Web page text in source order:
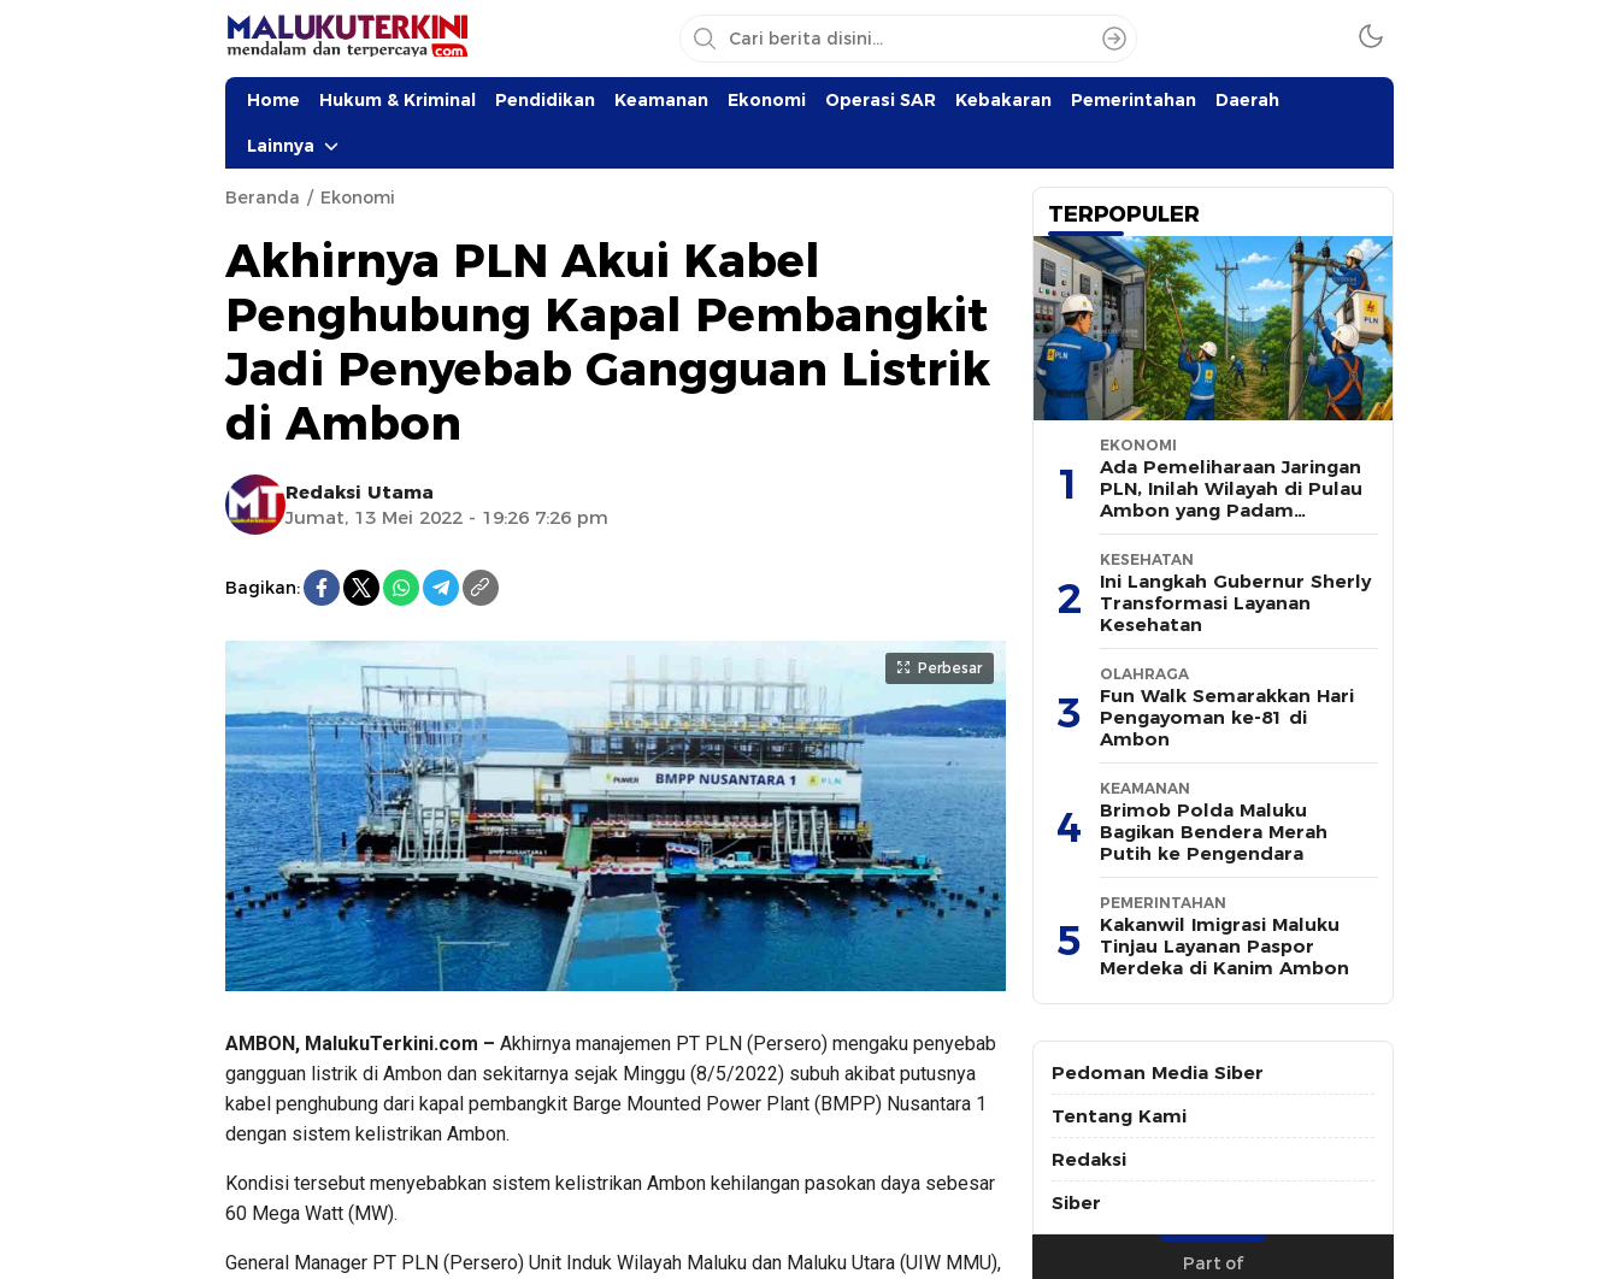
Home Hukum & Kriminal Pendidikan Keamanan Ekonomi Operasi SAR Kebakaran Pemerintahan Daerah
Lainnya
Beranda Ekonomi
Akhirnya PLN Akui Kabel
Penghubung Kapal Pembangkit
Jadi Penyebab Gangguan Listrik
di Ambon
Redaksi Utama
Jumat, 13 Mei 2022 - 19:26 7:26 pm
Bagikan:
Perbesar
AMBON, MalukuTerkini.com – Akhirnya manajemen PT PLN (Persero) mengaku penyebab
gangguan listrik di Ambon dan sekitarnya sejak Minggu (8/5/2022) subuh akibat putusnya
kabel penghubung dari kapal pembangkit Barge Mounted Power Plant (BMPP) Nusantara 1
dengan sistem kelistrikan Ambon.
Kondisi tersebut menyebabkan sistem kelistrikan Ambon kehilangan pasokan daya sebesar
60 Mega Watt (MW).
General Manager PT PLN (Persero) Unit Induk Wilayah Maluku dan Maluku Utara (UIW MMU),
TERPOPULER
1
EKONOMI
Ada Pemeliharaan Jaringan
PLN, Inilah Wilayah di Pulau
Ambon yang Padam
Sementara 8 Agustus 2026
2
KESEHATAN
Ini Langkah Gubernur Sherly
Transformasi Layanan
Kesehatan
3
OLAHRAGA
Fun Walk Semarakkan Hari
Pengayoman ke-81 di
Ambon
4
KEAMANAN
Brimob Polda Maluku
Bagikan Bendera Merah
Putih ke Pengendara
5
PEMERINTAHAN
Kakanwil Imigrasi Maluku
Tinjau Layanan Paspor
Merdeka di Kanim Ambon
Pedoman Media Siber
Tentang Kami
Redaksi
Siber
Part of